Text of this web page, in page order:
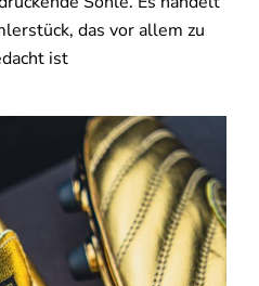
das vor allem zu
ist